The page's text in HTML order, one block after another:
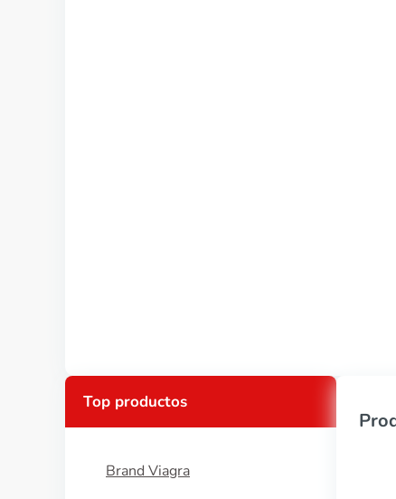
Top productos
Brand Viagra